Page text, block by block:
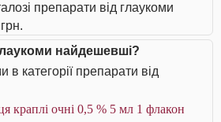
препарати від глаукоми
найдешевші?
категорії препарати від
краплі очні 0,5 % 5 мл 1 флакон